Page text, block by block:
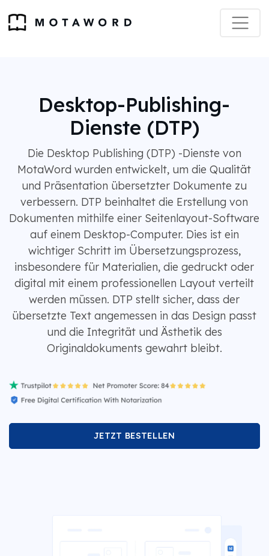
Desktop-Publishing-
Dienste (DTP)
Die Desktop Publishing (DTP) -Dienste von
MotaWord wurden entwickelt, um die Qualität
und Präsentation übersetzter Dokumente zu
verbessern. DTP beinhaltet die Erstellung von
Dokumenten mithilfe einer Seitenlayout-Software
auf einem Desktop-Computer. Dies ist ein
wichtiger Schritt im Übersetzungsprozess,
insbesondere für Materialien, die gedruckt oder
digital mit einem professionellen Layout verteilt
werden müssen. DTP stellt sicher, dass der
übersetzte Text angemessen in das Design passt
und die Integrität und Ästhetik des
Originaldokuments gewahrt bleibt.
JETZT BESTELLEN